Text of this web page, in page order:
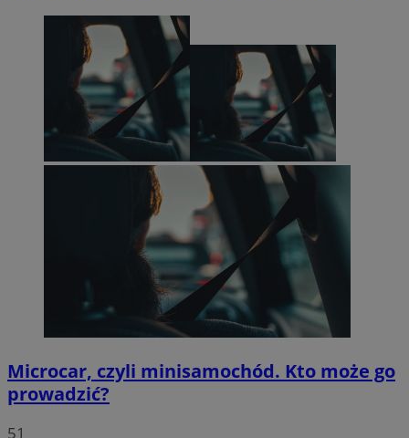
Microcar, czyli minisamochód. Kto może go
prowadzić?
51